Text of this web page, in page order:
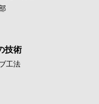
技術
工法